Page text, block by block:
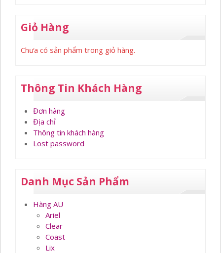
Giỏ Hàng
Chưa có sản phẩm trong giỏ hàng.
Thông Tin Khách Hàng
Đơn hàng
Địa chỉ
Thông tin khách hàng
Lost password
Danh Mục Sản Phẩm
Hàng AU
Ariel
Clear
Coast
Lix